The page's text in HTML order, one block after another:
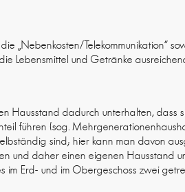
„Nebenkosten/Telekommunikation“
Lebensmittel und Getränke
Hausstand dadurch unterhalten, dass
führen (sog.
sind; hier kann man davon
und daher einen eigenen Hausstand
im Erd- und im Obergeschoss zwei